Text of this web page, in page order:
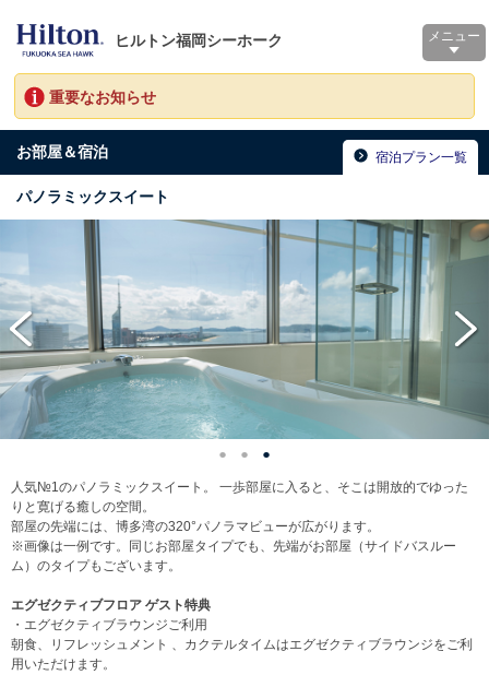
ヒルトン福岡シーホーク メニュー
重要なお知らせ
お部屋＆宿泊 宿泊プラン一覧
パノラミックスイート
人気№1のパノラミックスイート。 一歩部屋に入ると、そこは開放的でゆった
りと寛げる癒しの空間。
部屋の先端には、博多湾の320°パノラマビューが広がります。
※画像は一例です。同じお部屋タイプでも、先端がお部屋（サイドバスルー
ム）のタイプもございます。
エグゼクティブフロア ゲスト特典
・エグゼクティブラウンジご利用
朝食、リフレッシュメント 、カクテルタイムはエグゼクティブラウンジをご利
用いただけます。